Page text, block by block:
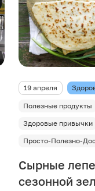
19 апреля
Полезные продукты
Здоровые привычки
Просто-Полезно-
Сырные
сезонной